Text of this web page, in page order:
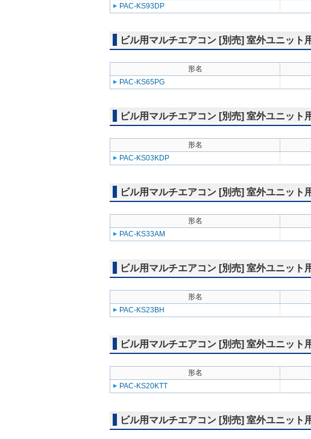
PAC-KS93DP
ビル用マルチエアコン [別売] 室外ユニット
形名
PAC-KS65PG
ビル用マルチエアコン [別売] 室外ユニット
形名
PAC-KS03KDP
ビル用マルチエアコン [別売] 室外ユニット
形名
PAC-KS33AM
ビル用マルチエアコン [別売] 室外ユニット
形名
PAC-KS23BH
ビル用マルチエアコン [別売] 室外ユニット
形名
PAC-KS20KTT
ビル用マルチエアコン [別売] 室外ユニット